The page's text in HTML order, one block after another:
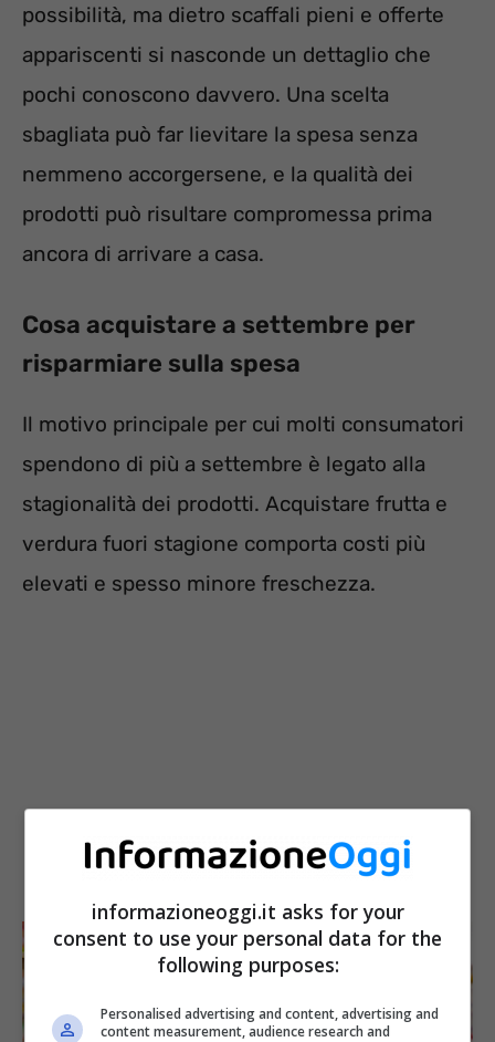
possibilità, ma dietro scaffali pieni e offerte
appariscenti si nasconde un dettaglio che
pochi conoscono davvero. Una scelta
sbagliata può far lievitare la spesa senza
nemmeno accorgersene, e la qualità dei
prodotti può risultare compromessa prima
ancora di arrivare a casa.
Cosa acquistare a settembre per
risparmiare sulla spesa
Il motivo principale per cui molti consumatori
spendono di più a settembre è legato alla
stagionalità dei prodotti. Acquistare frutta e
verdura fuori stagione comporta costi più
elevati e spesso minore freschezza.
informazioneoggi.it asks for your
consent to use your personal data for the
following purposes:
Personalised advertising and content, advertising and
content measurement, audience research and